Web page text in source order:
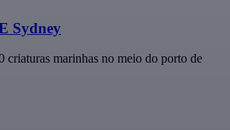
Sydney
criaturas marinhas no meio do porto de